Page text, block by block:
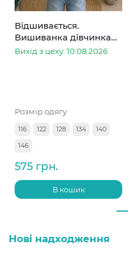
Відшивається.
Вишиванка дівчинка
колоски
Вихід з цеху: 10.08.2026
Розмір одягу
116 122 128 134
140
146
575 грн.
В кошик
Нові надходження